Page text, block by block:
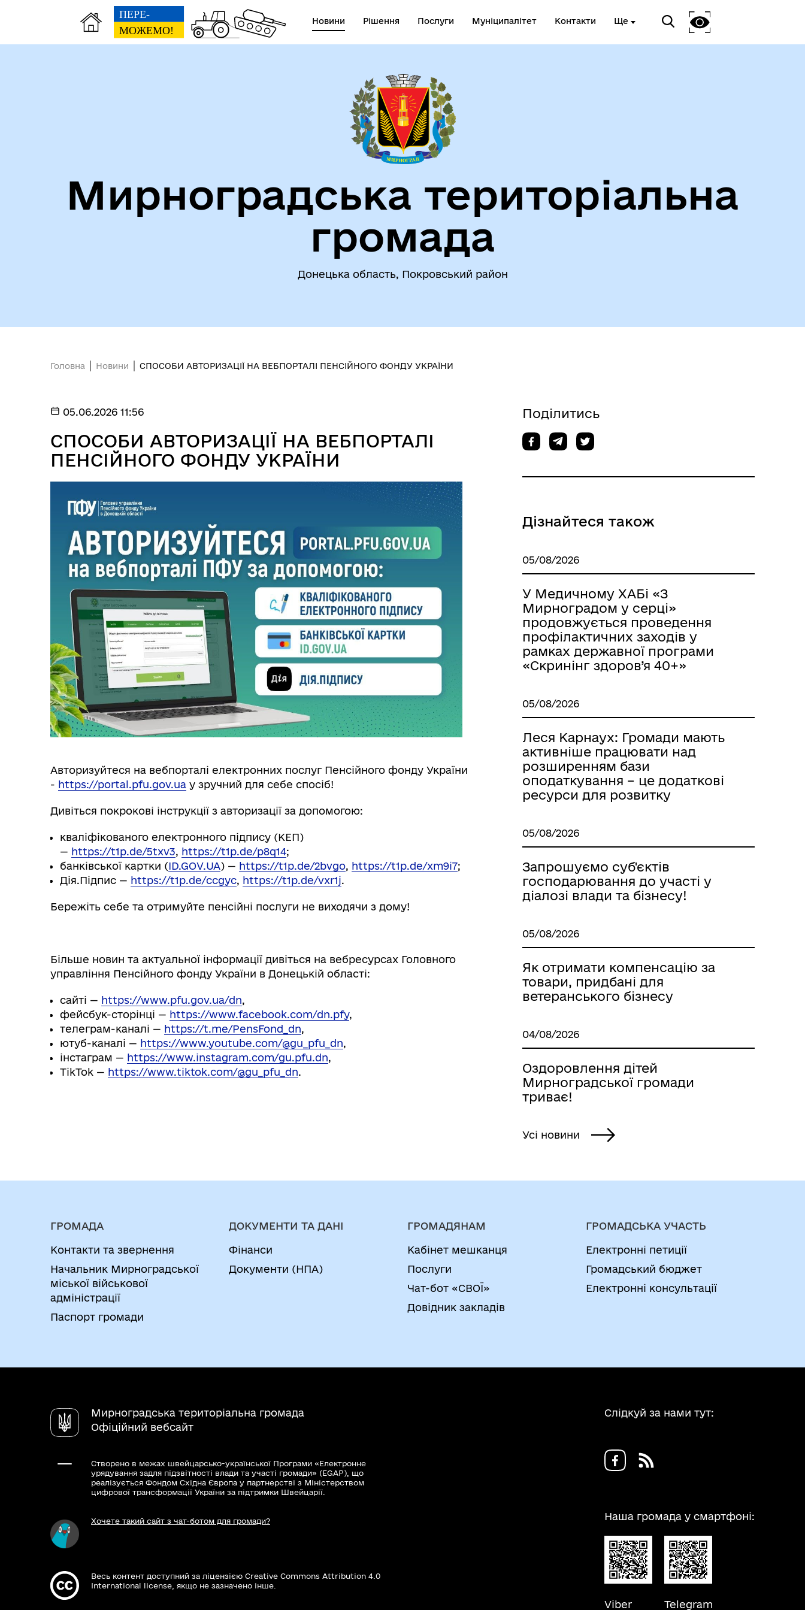
Новини Рішення Послуги Муніципалітет Контакти Ще
Стратегія розвитку громади
СТАТУТ МИРНОГРАДСЬКОЇ
МІСЬКОЇ ТЕРИТОРІАЛЬНОЇ
ГРОМАДИ
Фінанси
Мирноградська територіальна
громада
Донецька область, Покровський район
Головна Новини СПОСОБИ АВТОРИЗАЦІЇ НА ВЕБПОРТАЛІ ПЕНСІЙНОГО ФОНДУ УКРАЇНИ
05.06.2026 11:56
СПОСОБИ АВТОРИЗАЦІЇ НА ВЕБПОРТАЛІ
ПЕНСІЙНОГО ФОНДУ УКРАЇНИ
Авторизуйтеся на вебпорталі електронних послуг Пенсійного фонду України
- https://portal.pfu.gov.ua у зручний для себе спосіб!
Дивіться покрокові інструкції з авторизації за допомогою:
кваліфікованого електронного підпису (КЕП)
— https://t1p.de/5txv3, https://t1p.de/p8q14;
банківської картки (ID.GOV.UA) — https://t1p.de/2bvgo, https://t1p.de/xm9i7;
Дія.Підпис — https://t1p.de/ccgyc, https://t1p.de/vxr1j.
Бережіть себе та отримуйте пенсійні послуги не виходячи з дому!
Більше новин та актуальної інформації дивіться на вебресурсах Головного
управління Пенсійного фонду України в Донецькій області:
сайті — https://www.pfu.gov.ua/dn,
фейсбук-сторінці — https://www.facebook.com/dn.pfy,
телеграм-каналі — https://t.me/PensFond_dn,
ютуб-каналі — https://www.youtube.com/@gu_pfu_dn,
інстаграм — https://www.instagram.com/gu.pfu.dn,
TikTok — https://www.tiktok.com/@gu_pfu_dn.
Поділитись
Дізнайтеся також
05/08/2026
У Медичному ХАБі «З
Мирноградом у серці»
продовжується проведення
профілактичних заходів у
рамках державної програми
«Скринінг здоров’я 40+»
05/08/2026
Леся Карнаух: Громади мають
активніше працювати над
розширенням бази
оподаткування – це додаткові
ресурси для розвитку
05/08/2026
Запрошуємо суб'єктiв
господарювання до участі у
діалозі влади та бізнесу!
05/08/2026
Як отримати компенсацію за
товари, придбані для
ветеранського бізнесу
04/08/2026
Оздоровлення дітей
Мирноградської громади
триває!
Усі новини
ГРОМАДА
Контакти та звернення
Начальник Мирноградської
міської військової
адміністрації
Паспорт громади
ДОКУМЕНТИ ТА ДАНІ
Фінанси
Документи (НПА)
ГРОМАДЯНАМ
Кабінет мешканця
Послуги
Чат-бот «СВОЇ»
Довідник закладів
ГРОМАДСЬКА УЧАСТЬ
Електронні петиції
Громадський бюджет
Електронні консультації
Мирноградська територіальна громада
Офіційний вебсайт
Створено в межах швейцарсько-української Програми «Електронне
урядування задля підзвітності влади та участі громади» (EGAP), що
реалізується Фондом Східна Європа у партнерстві з Міністерством
цифрової трансформації України за підтримки Швейцарії.
Хочете такий сайт з чат-ботом для громади?
Весь контент доступний за ліцензією Creative Commons Attribution 4.0
International license, якщо не зазначено інше.
Слідкуй за нами тут:
Наша громада у смартфоні:
Viber Telegram